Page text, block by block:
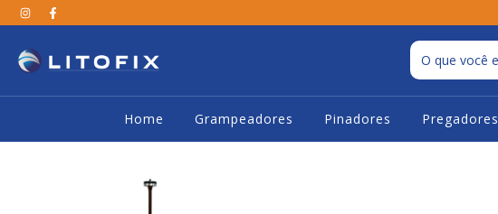
Home Grampeadores Pinadores Pregadores